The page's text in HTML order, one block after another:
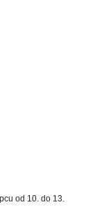
od 10. do 13.